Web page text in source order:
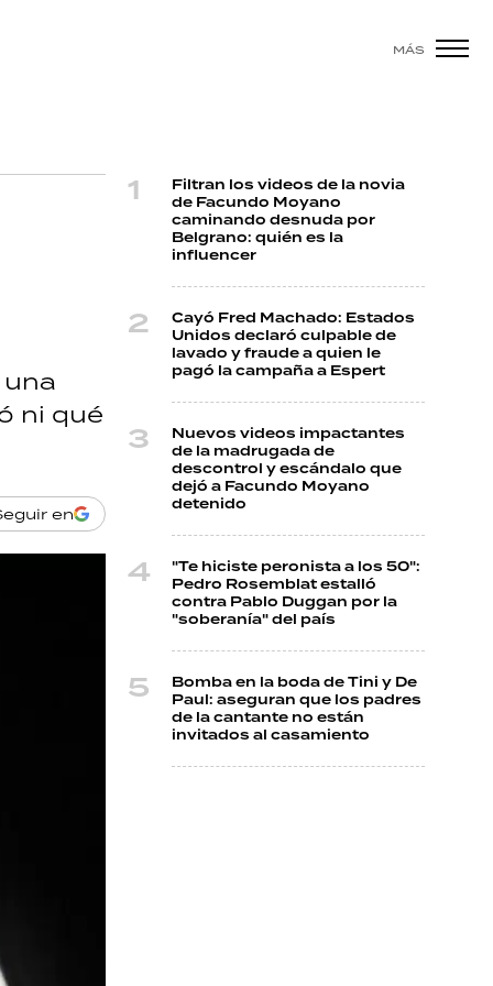
MÁS
ni qué
en
Filtran los videos de la novia
de Facundo Moyano
caminando desnuda por
Belgrano: quién es la
influencer
Cayó Fred Machado: Estados
Unidos declaró culpable de
lavado y fraude a quien le
pagó la campaña a Espert
Nuevos videos impactantes
de la madrugada de
descontrol y escándalo que
dejó a Facundo Moyano
detenido
"Te hiciste peronista a los 50":
Pedro Rosemblat estalló
contra Pablo Duggan por la
"soberanía" del país
Bomba en la boda de Tini y De
Paul: aseguran que los padres
de la cantante no están
invitados al casamiento